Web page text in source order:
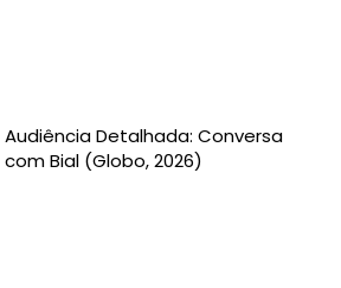
Audiência Detalhada: Conversa
com Bial (Globo, 2026)